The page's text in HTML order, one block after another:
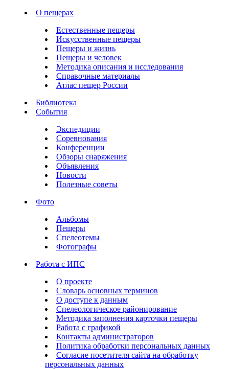
О пещерах
Естественные пещеры
Искусственные пещеры
Пещеры и жизнь
Пещеры и человек
Методика описания и исследования
Справочные материалы
Атлас пещер России
Библиотека
События
Экспедиции
Соревнования
Конференции
Обзоры снаряжения
Объявления
Новости
Полезные советы
Фото
Альбомы
Пещеры
Спелеотемы
Фотографы
Работа с ИПС
О проекте
Словарь основных терминов
О доступе к данным
Спелеологическое районирование
Методика заполнения карточки пещеры
Работа с графикой
Контакты администраторов
Политика обработки персональных данных
Согласие посетителя сайта на обработку
персональных данных